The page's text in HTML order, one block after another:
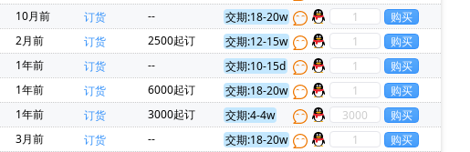
Everspin Technologies(23)
ON(安森美)(22)
圜达)(20)
Panasonic(松下)(20)
Micron(镁光)(17)
Harwin(14)
Ruichips(锐骏半导体)(11)
FORESEE(江波龙)(11)
MARVELL(迈威)(7)
REALTEK(瑞昱)(7)
Samtec(5)
TAIYO YUDEN(太诱)(5)
10月前 订货 --
交期:18-20w
2月前 订货 2500起订
交期:12-15w
1年前 订货 --
交期:10-15d
1年前 订货 6000起订
交期:18-20w
1年前 订货 3000起订
交期:4-4w
3月前 订货 --
交期:18-20w